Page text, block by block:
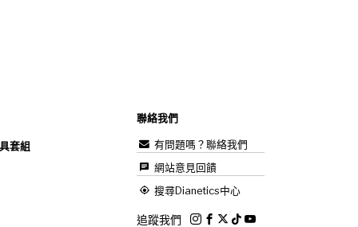
套組
聯絡我們
有問題嗎？聯絡我們
網站意見回饋
搜尋Dianetics中心
追蹤我們